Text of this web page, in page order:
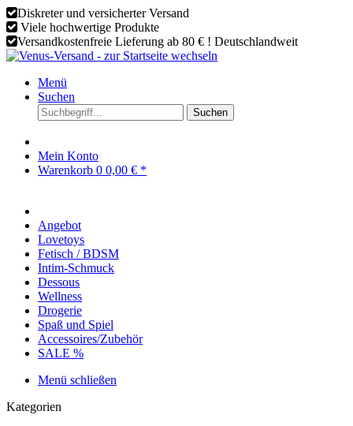
Diskreter und versicherter Versand
Viele hochwertige Produkte
Versandkostenfreie Lieferung ab 80 € ! Deutschlandweit
Menü
Suchen
Suchen
Mein Konto
Warenkorb 0 0,00 € *
Angebot
Lovetoys
Fetisch / BDSM
Intim-Schmuck
Dessous
Wellness
Drogerie
Spaß und Spiel
Accessoires/Zubehör
SALE %
Menü schließen
Kategorien